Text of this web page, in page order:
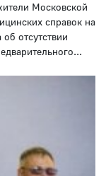
Московской
справок на
отсутствии